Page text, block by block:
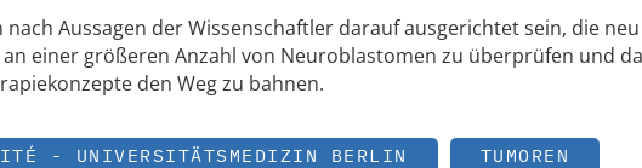
Aussagen der Wissenschaftler darauf ausgerichtet sein, die neu
einer größeren Anzahl von Neuroblastomen zu überprüfen und
den Weg zu bahnen.
- UNIVERSITÄTSMEDIZIN BERLIN TUMOREN